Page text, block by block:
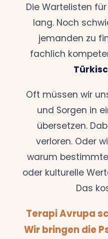
Die Wartelisten
lang. Noch
jemanden zu
fachlich
Oft müssen wir
und Sorgen in
übersetzen.
verloren. Oder
warum
oder kulturelle
Das
Terapi Avrupa
Wir bringen die